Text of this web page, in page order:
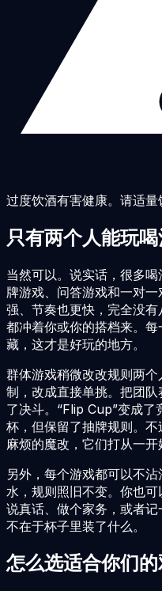
过度饮酒有害健康。请适量
只有两个人能玩
当然可以。说实话，很多
牌游戏、问答游戏和一对
强、节奏也更快，完全没
都冲着你或你的搭档来。
藏，这才是好玩的地方。
群体游戏稍微改改规则两
制，改成直接单挑。把团
了决斗。“Flip Cup”变成了
杯，但保留了抽牌规则。
麻烦的魔改，它们打从一开
另外，每个游戏都可以不
水，规则照旧不变。你也可
说真话、做个家务，或者
不在于杯子里装了什么。
怎么选适合你们